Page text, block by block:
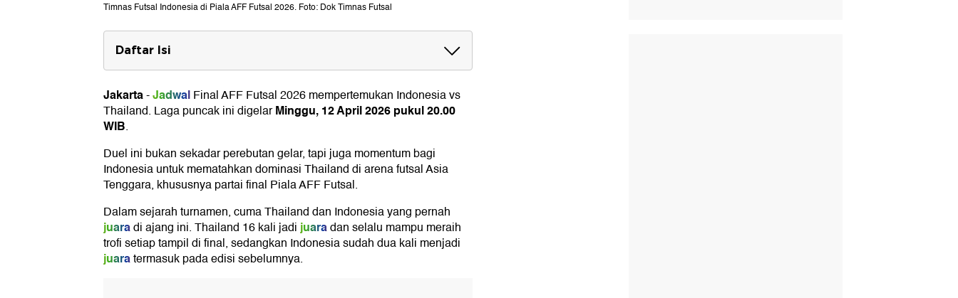
Timnas Futsal Indonesia di Piala AFF Futsal 2026. Foto: Dok Timnas Futsal
Daftar Isi
Head to Head Final: Indonesia vs Thailand
Modal Sempurna ke Final
Jakarta-JadwalFinal AFF Futsal 2026 mempertemukan Indonesiavs
Thailand. Laga puncak ini digelarMinggu, 12 April 2026 pukul 20.00
WIB.
Duel ini bukan sekadar perebutan gelar, tapi juga momentum bagi
Indonesia untuk mematahkan dominasi Thailand di arena futsal Asia
Tenggara, khususnya partai final Piala AFF Futsal.
Dalam sejarah turnamen, cuma Thailand dan Indonesia yang pernah
juaradi ajang ini. Thailand 16 kali jadijuaradan selalu mampu meraih
trofi setiap tampil di final, sedangkan Indonesia sudah dua kali menjadi
juaratermasuk pada edisi sebelumnya.